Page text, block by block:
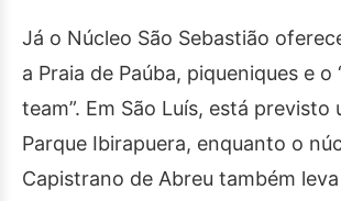
Já o Núcleo São Sebastião
a Praia de Paúba, piqueniques e o
team”. Em São Luís, está previsto
Parque Ibirapuera, enquanto o
Capistrano de Abreu também